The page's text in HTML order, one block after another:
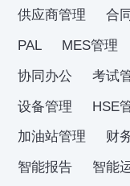
供应商管理
合
PAL
MES管理
协同办公
考试
设备管理
HSE
加油站管理
财
智能报告
智能